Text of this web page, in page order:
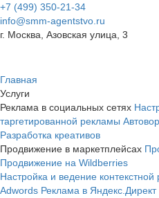
+7 (499) 350-21-34
info@smm-agentstvo.ru
г. Москва, Азовская улица, 3
Главная
Услуги
Реклама в социальных сетях
таргетированной рекламы
Разработка креативов
Продвижение в маркетплейсах
Продвижение на Wildberries
Настройка и ведение
Adwords Реклама в Яндекс.Директ